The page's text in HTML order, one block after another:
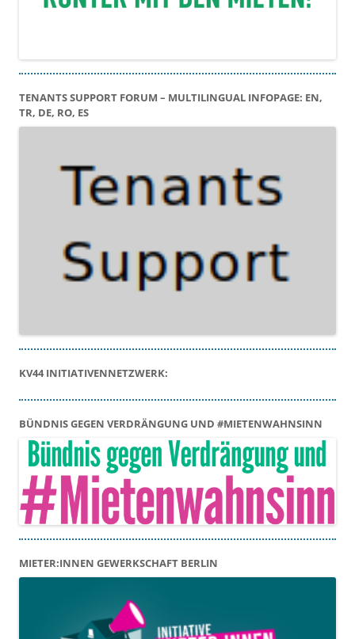
TENANTS SUPPORT FORUM – MULTILINGUAL INFOPAGE: EN,
TR, DE, RO, ES
KV44 INITIATIVENNETZWERK:
BÜNDNIS GEGEN VERDRÄNGUNG UND #MIETENWAHNSINN
MIETER:INNEN GEWERKSCHAFT BERLIN